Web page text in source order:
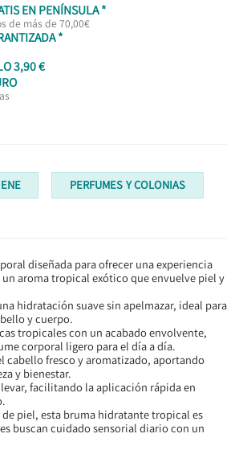
EN PENÍNSULA *
de más de 70,00€
*
3,90 €
PERFUMES Y COLONIAS
diseñada para ofrecer una experiencia
aroma tropical exótico que envuelve piel y
hidratación suave sin apelmazar, ideal para
y cuerpo.
tropicales con un acabado envolvente,
corporal ligero para el día a día.
cabello fresco y aromatizado, aportando
y bienestar.
facilitando la aplicación rápida en
piel, esta bruma hidratante tropical es
buscan cuidado sensorial diario con un